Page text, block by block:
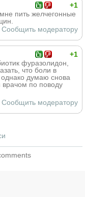
+1
пить желчегонные
Сообщить модератору
+1
фуразолидон,
что боли в
думаю снова
по поводу
Сообщить модератору